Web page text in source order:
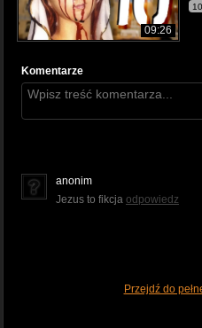
09:26
Komentarze
anonim
Jezus to fikcja odpowiedz
Przejdź do